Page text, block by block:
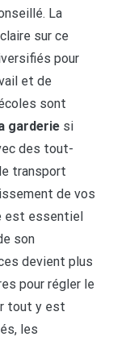
La
sur ce
pour
et de
sont
garderie si
des tout-
transport
de vos
est essentiel
son
devient plus
pour régler le
tout y est
les